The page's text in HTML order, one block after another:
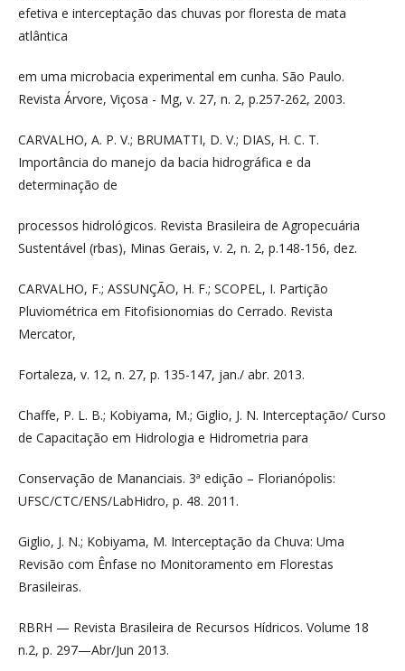
efetiva e interceptação das chuvas por floresta de mata
atlântica
em uma microbacia experimental em cunha. São Paulo.
Revista Árvore, Viçosa - Mg, v. 27, n. 2, p.257-262, 2003.
CARVALHO, A. P. V.; BRUMATTI, D. V.; DIAS, H. C. T.
Importância do manejo da bacia hidrográfica e da
determinação de
processos hidrológicos. Revista Brasileira de Agropecuária
Sustentável (rbas), Minas Gerais, v. 2, n. 2, p.148-156, dez.
CARVALHO, F.; ASSUNÇÃO, H. F.; SCOPEL, I. Partição
Pluviométrica em Fitofisionomias do Cerrado. Revista
Mercator,
Fortaleza, v. 12, n. 27, p. 135-147, jan./ abr. 2013.
Chaffe, P. L. B.; Kobiyama, M.; Giglio, J. N. Interceptação/ Curso
de Capacitação em Hidrologia e Hidrometria para
Conservação de Mananciais. 3ª edição – Florianópolis:
UFSC/CTC/ENS/LabHidro, p. 48. 2011.
Giglio, J. N.; Kobiyama, M. Interceptação da Chuva: Uma
Revisão com Ênfase no Monitoramento em Florestas
Brasileiras.
RBRH — Revista Brasileira de Recursos Hídricos. Volume 18
n.2, p. 297—Abr/Jun 2013.